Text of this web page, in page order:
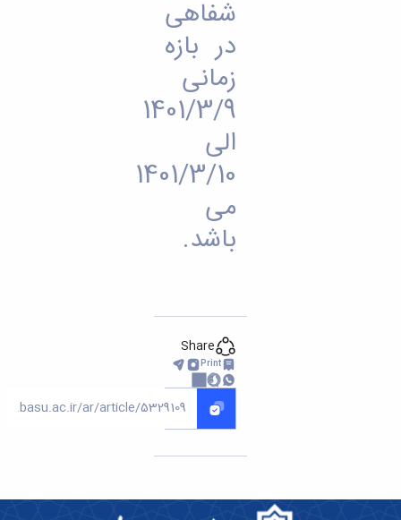
شفاهی
در بازه
زمانی
1401/3/9
الی
1401/3/10
می
باشد.
Share
Print